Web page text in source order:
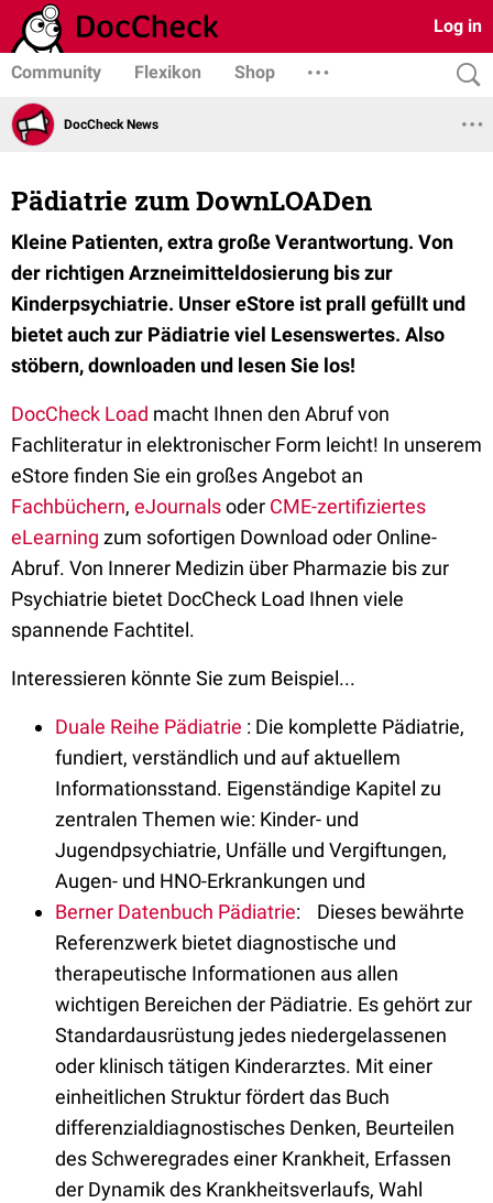
Log in
Community Flexikon Shop
DocCheck News
Pädiatrie zum DownLOADen
Kleine Patienten, extra große Verantwortung. Von
der richtigen Arzneimitteldosierung bis zur
Kinderpsychiatrie. Unser eStore ist prall gefüllt und
bietet auch zur Pädiatrie viel Lesenswertes. Also
stöbern, downloaden und lesen Sie los!
DocCheck Load macht Ihnen den Abruf von
Fachliteratur in elektronischer Form leicht! In unserem
eStore finden Sie ein großes Angebot an
Fachbüchern, eJournalsoder CME-zertifiziertes
eLearning zum sofortigen Download oder Online-
Abruf. Von Innerer Medizin über Pharmazie bis zur
Psychiatrie bietet DocCheck Load Ihnen viele
spannende Fachtitel.
Interessieren könnte Sie zum Beispiel...
Duale Reihe Pädiatrie : Die komplette Pädiatrie,
fundiert, verständlich und auf aktuellem
Informationsstand. Eigenständige Kapitel zu
zentralen Themen wie: Kinder- und
Jugendpsychiatrie, Unfälle und Vergiftungen,
Augen- und HNO-Erkrankungen und
Berner Datenbuch Pädiatrie: Dieses bewährte
Referenzwerk bietet diagnostische und
therapeutische Informationen aus allen
wichtigen Bereichen der Pädiatrie. Es gehört zur
Standardausrüstung jedes niedergelassenen
oder klinisch tätigen Kinderarztes. Mit einer
einheitlichen Struktur fördert das Buch
differenzialdiagnostisches Denken, Beurteilen
des Schweregrades einer Krankheit, Erfassen
der Dynamik des Krankheitsverlaufs, Wahl